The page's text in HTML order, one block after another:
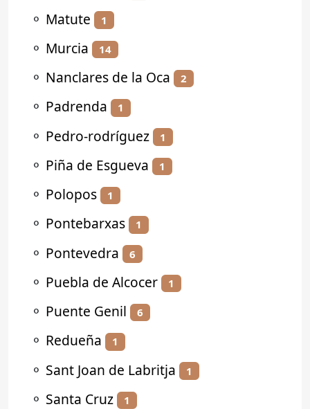
⚬ Matute 1
⚬ Murcia 14
⚬ Nanclares de la Oca 2
⚬ Padrenda 1
⚬ Pedro-rodríguez 1
⚬ Piña de Esgueva 1
⚬ Polopos 1
⚬ Pontebarxas 1
⚬ Pontevedra 6
⚬ Puebla de Alcocer 1
⚬ Puente Genil 6
⚬ Redueña 1
⚬ Sant Joan de Labritja 1
⚬ Santa Cruz 1